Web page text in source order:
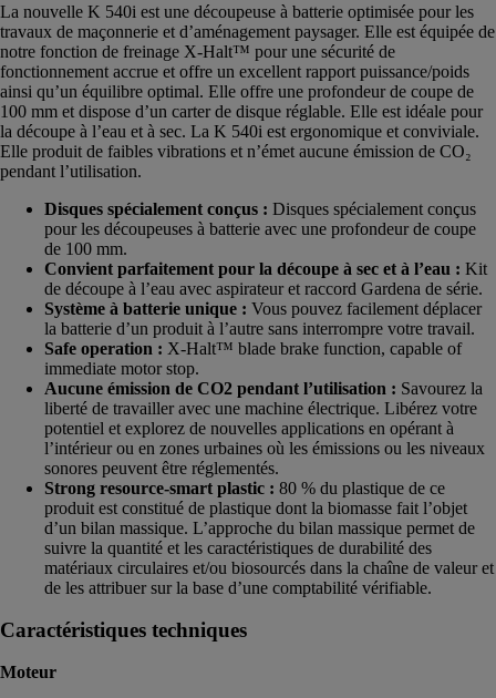
La nouvelle K 540i est une découpeuse à batterie optimisée pour les
travaux de maçonnerie et d’aménagement paysager. Elle est équipée de
notre fonction de freinage X-Halt™ pour une sécurité de
fonctionnement accrue et offre un excellent rapport puissance/poids
ainsi qu’un équilibre optimal. Elle offre une profondeur de coupe de
100 mm et dispose d’un carter de disque réglable. Elle est idéale pour
la découpe à l’eau et à sec. La K 540i est ergonomique et conviviale.
Elle produit de faibles vibrations et n’émet aucune émission de CO₂
pendant l’utilisation.
Disques spécialement conçus : Disques spécialement conçus
pour les découpeuses à batterie avec une profondeur de coupe
de 100 mm.
Convient parfaitement pour la découpe à sec et à l’eau : Kit
de découpe à l’eau avec aspirateur et raccord Gardena de série.
Système à batterie unique : Vous pouvez facilement déplacer
la batterie d’un produit à l’autre sans interrompre votre travail.
Safe operation : X-Halt™ blade brake function, capable of
immediate motor stop.
Aucune émission de CO2 pendant l’utilisation : Savourez la
liberté de travailler avec une machine électrique. Libérez votre
potentiel et explorez de nouvelles applications en opérant à
l’intérieur ou en zones urbaines où les émissions ou les niveaux
sonores peuvent être réglementés.
Strong resource-smart plastic : 80 % du plastique de ce
produit est constitué de plastique dont la biomasse fait l’objet
d’un bilan massique. L’approche du bilan massique permet de
suivre la quantité et les caractéristiques de durabilité des
matériaux circulaires et/ou biosourcés dans la chaîne de valeur et
de les attribuer sur la base d’une comptabilité vérifiable.
Caractéristiques techniques
Moteur